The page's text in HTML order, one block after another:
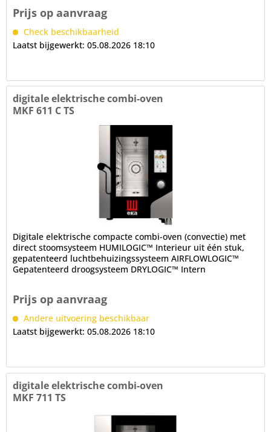
Prijs op aanvraag
Check beschikbaarheid
Laatst bijgewerkt: 05.08.2026 18:10
digitale elektrische combi-oven
MKF 611 C TS
Digitale elektrische compacte combi-oven (convectie) met
direct stoomsysteem HUMILOGIC™ Interieur uit één stuk,
gepatenteerd luchtbehuizingssysteem AIRFLOWLOGIC™
Gepatenteerd droogsysteem DRYLOGIC™ Intern
Prijs op aanvraag
Andere uitvoering beschikbaar
Laatst bijgewerkt: 05.08.2026 18:10
digitale elektrische combi-oven
MKF 711 TS